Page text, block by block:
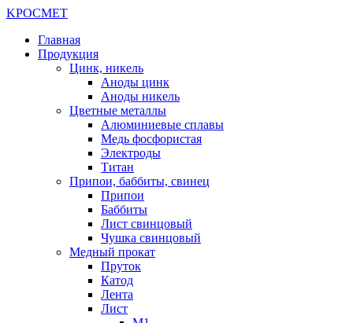
KРОСМЕТ
Главная
Продукция
Цинк, никель
Аноды цинк
Аноды никель
Цветные металлы
Алюминиевые сплавы
Медь фосфористая
Электроды
Титан
Припои, баббиты, свинец
Припои
Баббиты
Лист свинцовый
Чушка свинцовый
Медный прокат
Пруток
Катод
Лента
Лист